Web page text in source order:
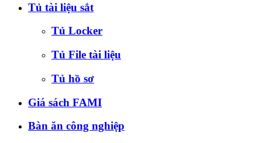
Tủ tài liệu sắt
Tủ Locker
Tủ File tài liệu
Tủ hồ sơ
Giá sách FAMI
Bàn ăn công nghiệp